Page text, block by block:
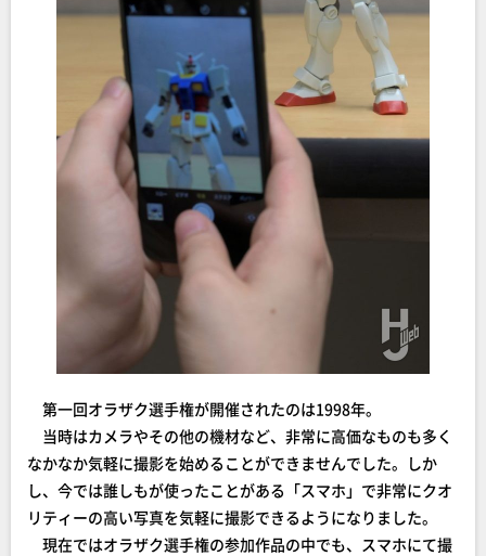
第一回オラザク選手権が開催されたのは1998年。
当時はカメラやその他の機材など、非常に高価なものも多く
なかなか気軽に撮影を始めることができませんでした。しか
し、今では誰しもが使ったことがある「スマホ」で非常にクオ
リティーの高い写真を気軽に撮影できるようになりました。
現在ではオラザク選手権の参加作品の中でも、スマホにて撮